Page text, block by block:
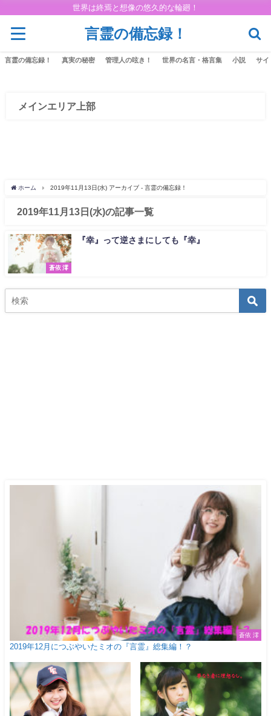
世界は終焉と想像の悠久的な輪廻！
言霊の備忘録！
言霊の備忘録！ 真実の秘密 管理人の呟き！ 世界の名言・格言集 小説 サイ
メインエリア上部
ホーム 2019年11月13日(水) アーカイブ - 言霊の備忘録！
2019年11月13日(水)の記事一覧
蒼依 澪
『幸』って逆さまにしても『幸』
蒼依 澪
2019年12月につぶやいたミオの『言霊』総集編！？